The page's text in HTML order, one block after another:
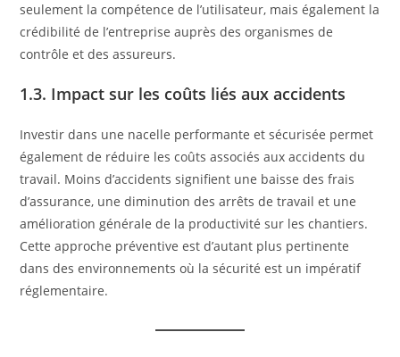
seulement la compétence de l’utilisateur, mais également la
crédibilité de l’entreprise auprès des organismes de
contrôle et des assureurs.
1.3. Impact sur les coûts liés aux accidents
Investir dans une nacelle performante et sécurisée permet
également de réduire les coûts associés aux accidents du
travail. Moins d’accidents signifient une baisse des frais
d’assurance, une diminution des arrêts de travail et une
amélioration générale de la productivité sur les chantiers.
Cette approche préventive est d’autant plus pertinente
dans des environnements où la sécurité est un impératif
réglementaire.